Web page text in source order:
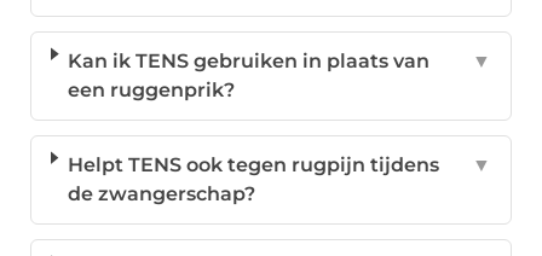
Kan ik TENS gebruiken in plaats van
een ruggenprik?
▼
Helpt TENS ook tegen rugpijn tijdens
de zwangerschap?
▼